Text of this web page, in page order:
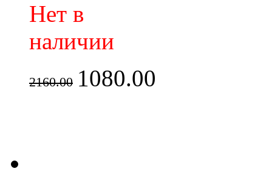
Нет в
наличии
2160.00 1080.00